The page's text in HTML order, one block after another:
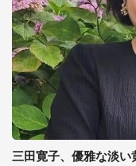
三田寛子、優雅な淡